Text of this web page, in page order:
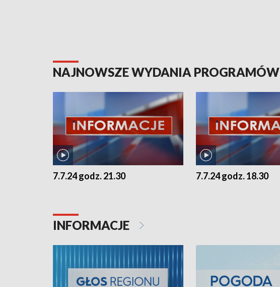
NAJNOWSZE WYDANIA PROGRAMÓW
7.7.24 godz. 21.30 7.7.24 godz. 18.30
INFORMACJE